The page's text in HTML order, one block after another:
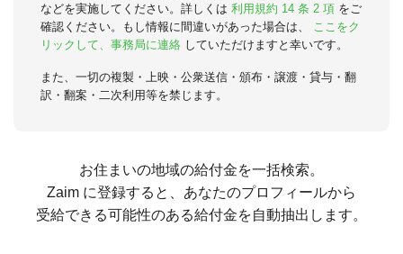
などを実施してください。詳しくは 利用規約 14 条 2 項 をご
確認ください。もし情報に間違いがあった場合は、
ここをク
リックして、事務局に連絡 していただけますと幸いです。
また、一切の複製・上映・公衆送信・頒布・譲渡・貸与・翻
訳・翻案・二次利用等を禁じます。
お住まいの地域の給付金を一括検索。
Zaim に登録すると、あなたのプロフィールから
受給できる可能性のある給付金を自動抽出します。